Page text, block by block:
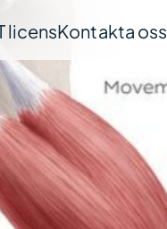
licensKontakta oss